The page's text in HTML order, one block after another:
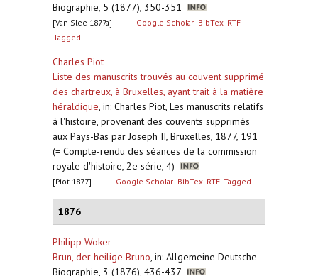
Biographie, 5 (1877), 350-351
[Van Slee 1877a] Google Scholar BibTex RTF
Tagged
Charles Piot
Liste des manuscrits trouvés au couvent supprimé
des chartreux, à Bruxelles, ayant trait à la matière
héraldique, in: Charles Piot, Les manuscrits relatifs
à l'histoire, provenant des couvents supprimés
aux Pays-Bas par Joseph II, Bruxelles, 1877, 191
(= Compte-rendu des séances de la commission
royale d'histoire, 2e série, 4)
[Piot 1877] Google Scholar BibTex RTF Tagged
1876
Philipp Woker
Brun, der heilige Bruno, in: Allgemeine Deutsche
Biographie, 3 (1876), 436-437